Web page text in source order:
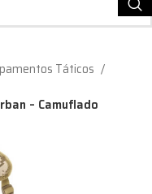
Táticos
– Camuflado